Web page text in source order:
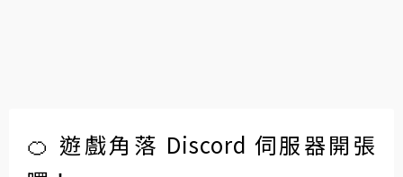
🍊 遊戲角落 Discord 伺服器開張